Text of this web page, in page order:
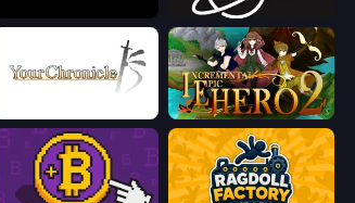
Space Company
Incremental Epic Hero 2